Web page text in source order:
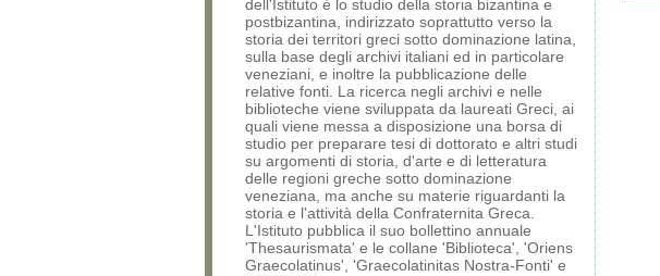
dell'Istituto è lo studio della storia bizantina e
postbizantina, indirizzato soprattutto verso la
storia dei territori greci sotto dominazione latina,
sulla base degli archivi italiani ed in particolare
veneziani, e inoltre la pubblicazione delle
relative fonti. La ricerca negli archivi e nelle
biblioteche viene sviluppata da laureati Greci, ai
quali viene messa a disposizione una borsa di
studio per preparare tesi di dottorato e altri studi
su argomenti di storia, d'arte e di letteratura
delle regioni greche sotto dominazione
veneziana, ma anche su materie riguardanti la
storia e l'attività della Confraternita Greca.
L'Istituto pubblica il suo bollettino annuale
'Thesaurismata' e le collane 'Biblioteca', 'Oriens
Graecolatinus', 'Graecolatinitas Nostra-Fonti' e